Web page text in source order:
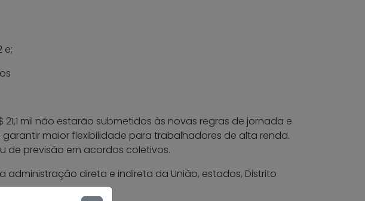
e;
mil não estarão submetidos às novas regras de jornada e
maior flexibilidade para trabalhadores de alta renda.
de previsão em acordos coletivos.
direta e indireta da União, estados, Distrito